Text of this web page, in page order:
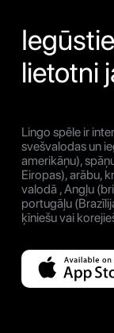
lietotni
Lingo spēle ir
svešvalodas un
amerikāņu),
Eiropas), arābu,
valodā , Angļu
portugāļu
ķīniešu vai